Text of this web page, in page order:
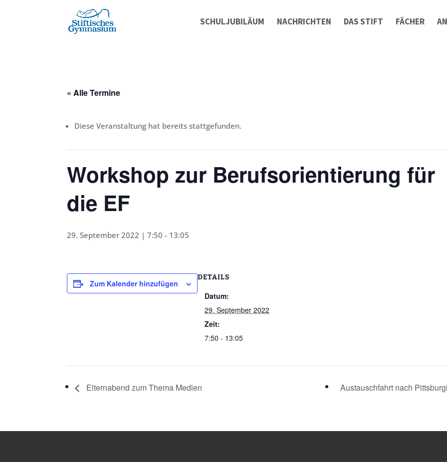
SCHULJUBILÄUM NACHRICHTEN DAS STIFT FÄCHER
« Alle Termine
Diese Veranstaltung hat bereits stattgefunden.
Workshop zur Berufsorientierung für
die EF
29. September 2022 | 7:50 - 13:05
Zum Kalender hinzufügen
DETAILS
Datum:
29. September 2022
Zeit:
7:50 - 13:05
Elternabend zum Thema Medien Austauschfahrt nach